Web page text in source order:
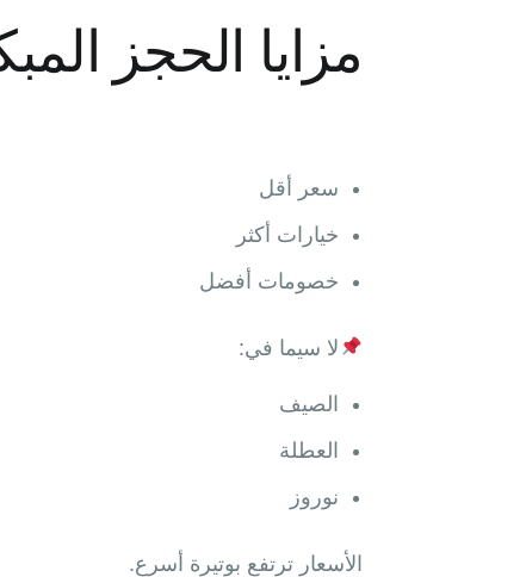
مزايا الحجز
سعر أقل
خيارات أكثر
خصومات أفضل
لا سيما في:
الصيف
العطلة
نوروز
الأسعار ترتفع بوتيرة أسرع.